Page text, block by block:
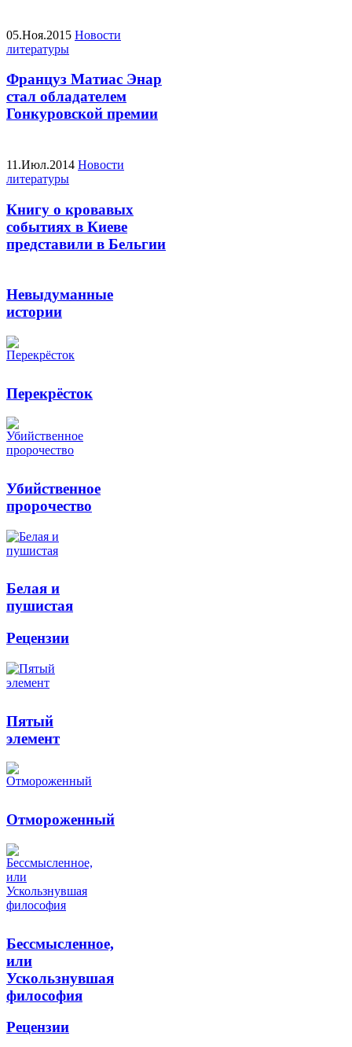
05.Ноя.2015 Новости
литературы
Француз Матиас Энар
стал обладателем
Гонкуровской премии
11.Июл.2014 Новости
литературы
Книгу о кровавых
событиях в Киеве
представили в Бельгии
Невыдуманные
истории
Перекрёсток
Убийственное
пророчество
Белая и
пушистая
Рецензии
Пятый
элемент
Отмороженный
Бессмысленное,
или
Ускользнувшая
философия
Рецензии